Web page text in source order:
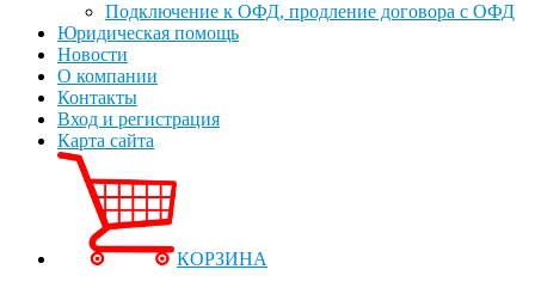
Подключение к ОФД, продление договора с ОФД
Юридическая помощь
Новости
О компании
Контакты
Вход и регистрация
Карта сайта
КОРЗИНА